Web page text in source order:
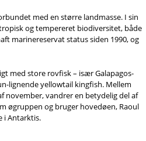
med en større landmasse. I sin
og tempereret biodiversitet, både
marinereservat status siden 1990, og
med store rovfisk – især Galapagos-
lignende yellowtail kingfish. Mellem
​​november, vandrer en betydelig del af
øgruppen og bruger hovedøen, Raoul
i Antarktis.